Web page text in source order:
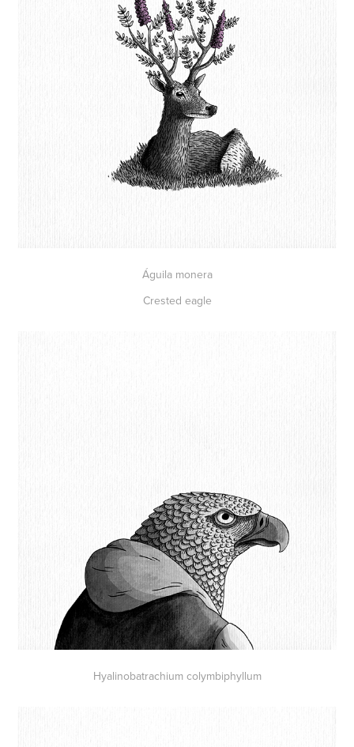
Águila monera
Crested eagle
Hyalinobatrachium colymbiphyllum